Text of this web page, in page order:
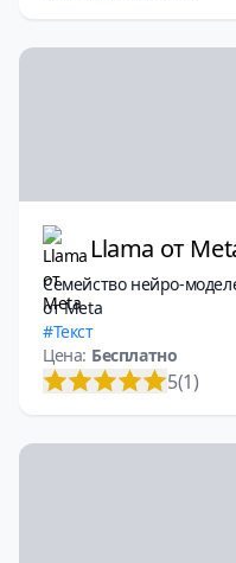
Llama от
Семейство нейро-
от Meta
Текст
Цена: Бесплатно
5(1)